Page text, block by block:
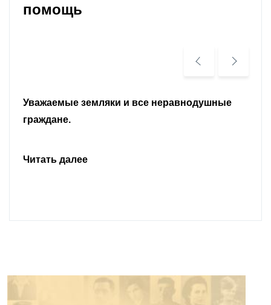
помощь
Уважаемые земляки и все неравнодушные
граждане.
Читать далее